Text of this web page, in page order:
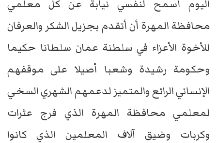
اليوم أسمح لنفسي نيابة عن كل معلمي
محافظة المهرة أن أتقدم بجزيل الشكر والعرفان
للأخوة الأعزاء في سلطنة عمان سلطانا حكيما
وحكومة رشيدة وشعبا أصيلا على موقفهم
الإنساني الرائع والمتميز لدعمهم الشهري السخي
لمعلمي محافظة المهرة الذي فرج عثرات
وكربات وضيق آلاف المعلمين الذي كانوا